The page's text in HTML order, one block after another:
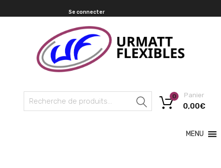
Se connecter
Recherche
Panier
0,00€
0
MENU